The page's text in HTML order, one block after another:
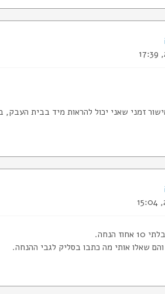
זמני שאני יכול להראות מיד בבית
שאלו אותי מה כתבו בסליק לגבי ההנחה.